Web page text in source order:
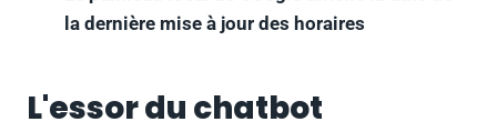
la dernière mise à jour des horaires
L'essor du chatbot